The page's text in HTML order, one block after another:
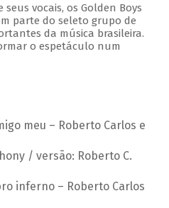
vocais, os Golden Boys
parte do seleto grupo de
da música brasileira.
o espetáculo num
meu – Roberto Carlos e
/ versão: Roberto C.
inferno – Roberto Carlos